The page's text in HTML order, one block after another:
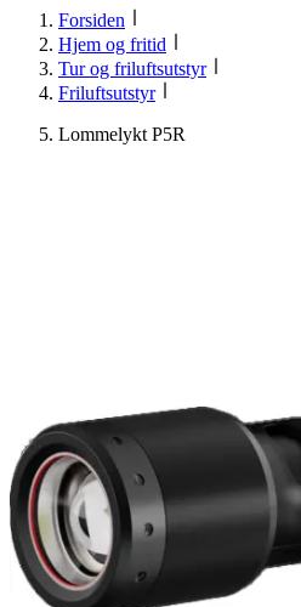
Forsiden
Hjem og fritid
Tur og friluftsutstyr
Friluftsutstyr
Lommelykt P5R